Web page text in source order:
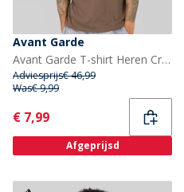
Avant Garde
Avant Garde T-shirt Heren Creatives Mink
Adviesprijs€ 46,99
Was€ 9,99
Current
€ 7,99
Afgeprijsd